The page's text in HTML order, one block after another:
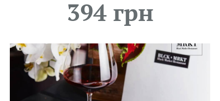
394 грн